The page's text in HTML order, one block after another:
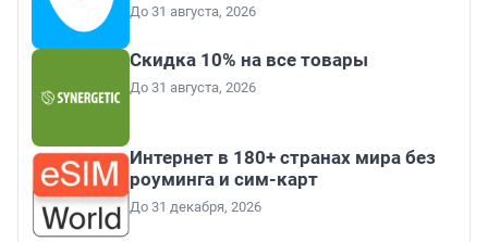
До 31 августа, 2026
Скидка 10% на все товары
До 31 августа, 2026
Интернет в 180+ странах мира без
роуминга и сим-карт
До 31 декабря, 2026